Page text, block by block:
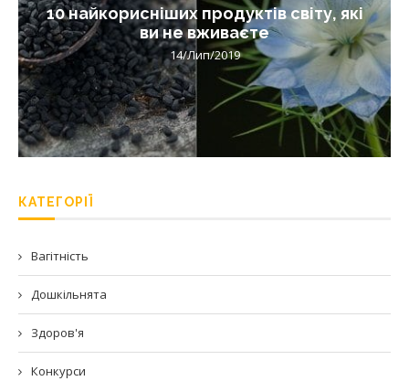
10 найкорисніших продуктів світу, які
ви не вживаєте
14/Лип/2019
КАТЕГОРІЇ
Вагітність
Дошкільнята
Здоров'я
Конкурси